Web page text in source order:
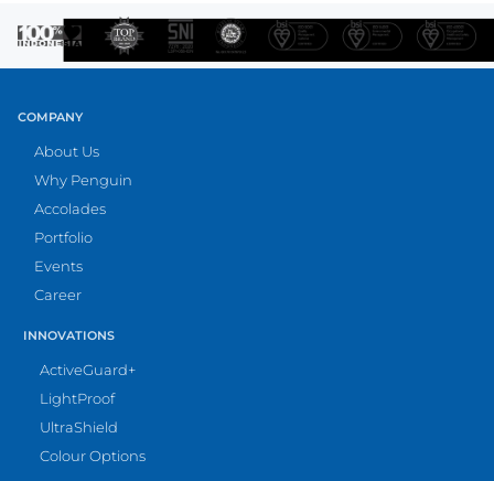
COMPANY
About Us
Why Penguin
Accolades
Portfolio
Events
Career
INNOVATIONS
ActiveGuard+
LightProof
UltraShield
Colour Options